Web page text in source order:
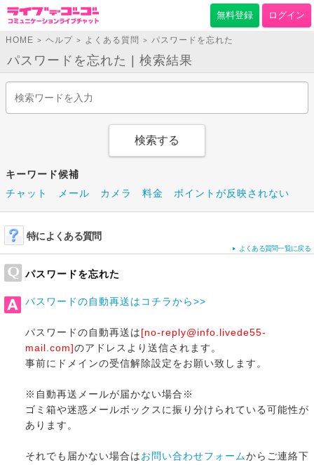
無料登録 ログイン
HOME > ヘルプ > よくある質問 > パスワードを忘れた
パスワードを忘れた | 検索結果
キーワード候補
チャット
メール カメラ 料金 ポイントが反映されない
特によくある質問
よくある質問一覧に戻る
パスワードを忘れた
パスワードの自動再送はコチラから>>
パスワードの自動再送は[no-reply@info.livede55-
mail.com]のアドレスより送信されます。
事前にドメインの受信解除設定をお願い致します。
※自動再送メールが届かない場合※
ゴミ箱や迷惑メールボックスに振り分けられている可能性が
あります。
それでも届かない場合はお問い合わせフォームからご連絡下